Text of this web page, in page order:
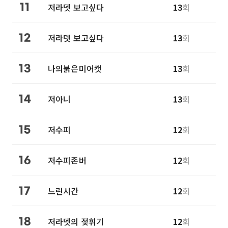
11 저라뎃 보고싶다 13회
12 저라뎃 보고싶다 13회
13 나의붉은미어캣 13회
14 저아니 13회
15 저수피 12회
16 저수피존버 12회
17 느린시간 12회
18 저라뎃의 젖휘기 12회